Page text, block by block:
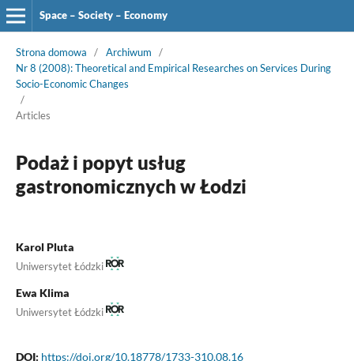
Space – Society – Economy
Strona domowa / Archiwum
/
Nr 8 (2008): Theoretical and Empirical Researches on Services During
Socio-Economic Changes
/
Articles
Podaż i popyt usług
gastronomicznych w Łodzi
Karol Pluta
Uniwersytet Łódzki
Ewa Klima
Uniwersytet Łódzki
DOI: https://doi.org/10.18778/1733-310.08.16